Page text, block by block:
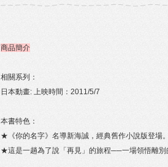
商品簡介
相關系列：
日本動畫: 上映時間：2011/5/7
本書特色：
★《你的名字》名導新海誠，經典舊作小說版登場
★這是一趟為了說「再見」的旅程──一場領悟離別